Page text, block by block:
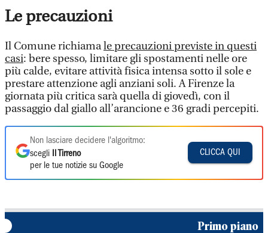
Le precauzioni
Il Comune richiamale precauzioni previste in questi
casi: bere spesso, limitare gli spostamenti nelle ore
più calde, evitare attività fisica intensa sotto il sole e
prestare attenzione agli anziani soli. A Firenze la
giornata più critica sarà quella di giovedì, con il
passaggio dal giallo all’arancione e 36 gradi percepiti.
Non lasciare decidere l'algoritmo:
scegli
Il Tirreno
per le tue notizie su Google
CLICCA QUI
Primo piano